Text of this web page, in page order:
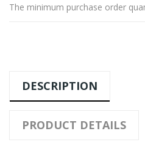
The minimum purchase order
DESCRIPTION
PRODUCT DETAILS